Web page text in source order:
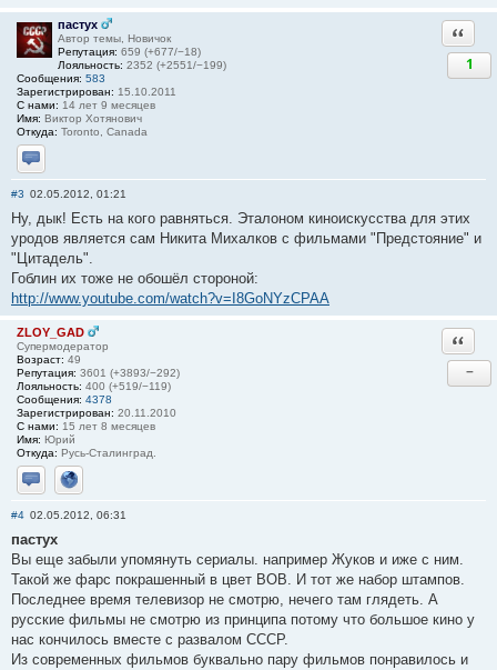
пастух
Автор темы, Новичок
Репутация: 659 (+677/−18)
Лояльность: 2352 (+2551/−199)
Сообщения: 583
Зарегистрирован: 15.10.2011
С нами: 14 лет 9 месяцев
Имя: Виктор Хотянович
Откуда: Toronto, Canada
Отправить личное сообщение
1
#3 02.05.2012, 01:21
Ну, дык! Есть на кого равняться. Эталоном киноискусства для этих
уродов является сам Никита Михалков с фильмами "Предстояние" и
"Цитадель".
Гоблин их тоже не обошёл стороной:
http://www.youtube.com/watch?v=I8GoNYzCPAA
ZLOY_GAD
Супермодератор
Возраст: 49
Репутация: 3601 (+3893/−292)
Лояльность: 400 (+519/−119)
Сообщения: 4378
Зарегистрирован: 20.11.2010
С нами: 15 лет 8 месяцев
Имя: Юрий
Откуда: Русь-Сталинград.
Отправить личное сообщение
Сайт
−
#4 02.05.2012, 06:31
пастух
Вы еще забыли упомянуть сериалы. например Жуков и иже с ним.
Такой же фарс покрашенный в цвет ВОВ. И тот же набор штампов.
Последнее время телевизор не смотрю, нечего там глядеть. А
русские фильмы не смотрю из принципа потому что большое кино у
нас кончилось вместе с развалом СССР.
Из современных фильмов буквально пару фильмов понравилось и